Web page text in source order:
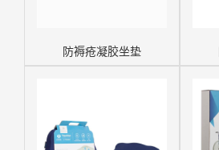
防褥疮凝胶坐垫